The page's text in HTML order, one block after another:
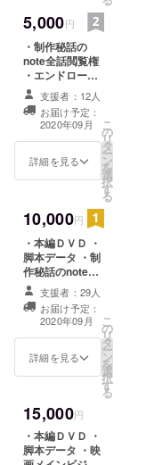
5,000円
・制作秘話の
note全話閲覧権
・エンドロール
にお名前を記載
（希望者のみ）
※リターン決済時
画面の「備考
欄」に「名前掲
載希望・名前
す。希望しない
場合は備考欄に
「希望しない」
と記載くださ
い。
支援者：12人
お届け予定：
2020年09月
詳細を見る
こ
の
リ
タ
ー
ン
を
選
択
す
る
10,000円
・本編ＤＶＤ ・
脚本データ ・制
作秘話のnote全
話閲覧権 ・エン
ドロールにお名
前を記載（希望
者のみ） ※リ
ターン決済時画
面の「備考欄」
とご入力お願い
いたします。希
望しない場合は
備考欄に「希望
支援者：29人
お届け予定：
2020年09月
詳細を見る
こ
の
リ
タ
ー
ン
を
選
択
す
る
15,000円
・本編ＤＶＤ ・
脚本データ ・映